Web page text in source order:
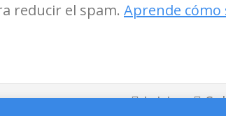
reducir el spam. Aprende cómo
-
Inicio